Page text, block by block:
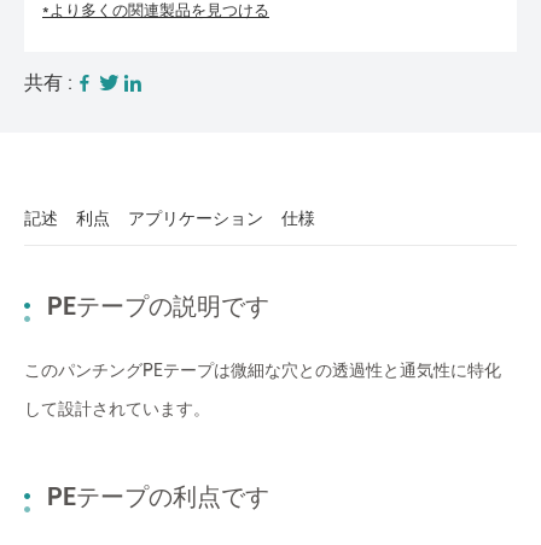
*より多くの関連製品を見つける
共有 :
記述 利点 アプリケーション 仕様
PEテープの説明です
このパンチングPEテープは微細な穴との透過性と通気性に特化
して設計されています。
PEテープの利点です